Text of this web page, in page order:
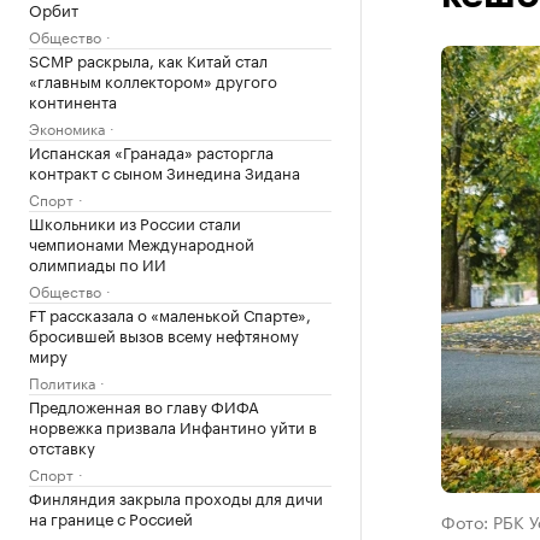
Орбит
Общество
SCMP раскрыла, как Китай стал
«главным коллектором» другого
континента
Экономика
Испанская «Гранада» расторгла
контракт с сыном Зинедина Зидана
Спорт
Школьники из России стали
чемпионами Международной
олимпиады по ИИ
Общество
FT рассказала о «маленькой Спарте»,
бросившей вызов всему нефтяному
миру
Политика
Предложенная во главу ФИФА
норвежка призвала Инфантино уйти в
отставку
Спорт
Финляндия закрыла проходы для дичи
на границе с Россией
Фото: РБК